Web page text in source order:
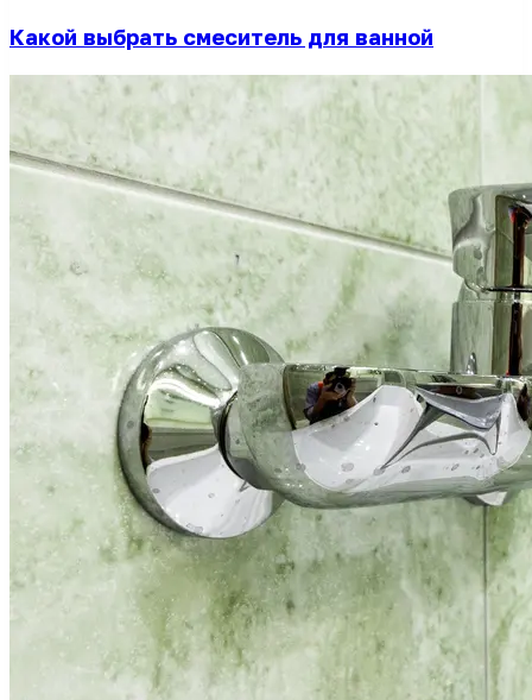
Какой выбрать смеситель для ванной